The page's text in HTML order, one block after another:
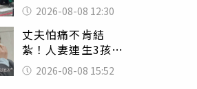
前夕：小舅舅仍到
殯儀館陪她說話
2026-08-08 12:30
丈夫怕痛不肯結
紮！人妻連生3孩
控遭家暴淚喊：真
的好累
2026-08-08 15:52